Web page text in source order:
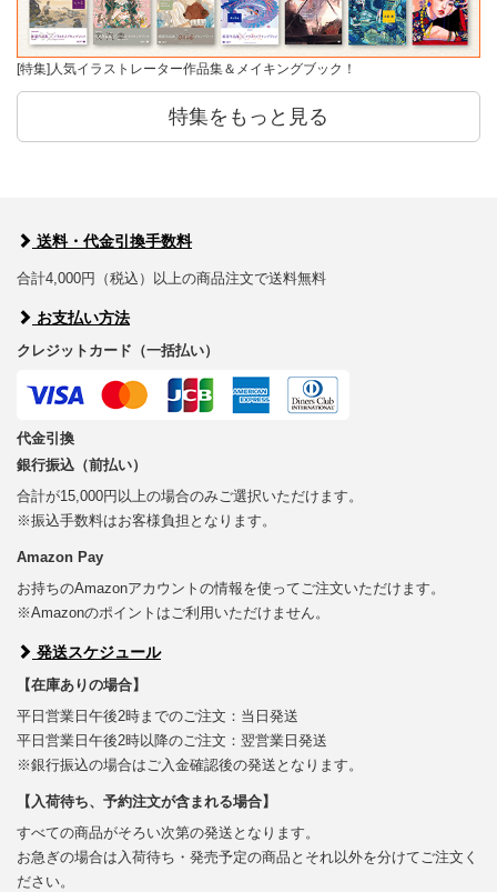
[特集]人気イラストレーター作品集＆メイキングブック！
特集をもっと見る
送料・代金引換手数料
合計4,000円（税込）以上の商品注文で送料無料
お支払い方法
クレジットカード（一括払い）
代金引換
銀行振込（前払い）
合計が15,000円以上の場合のみご選択いただけます。
※振込手数料はお客様負担となります。
Amazon Pay
お持ちのAmazonアカウントの情報を使ってご注文いただけます。
※Amazonのポイントはご利用いただけません。
発送スケジュール
【在庫ありの場合】
平日営業日午後2時までのご注文：当日発送
平日営業日午後2時以降のご注文：翌営業日発送
※銀行振込の場合はご入金確認後の発送となります。
【入荷待ち、予約注文が含まれる場合】
すべての商品がそろい次第の発送となります。
お急ぎの場合は入荷待ち・発売予定の商品とそれ以外を分けてご注文く
ださい。